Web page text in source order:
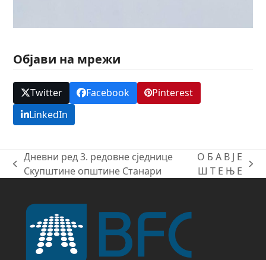
Објави на мрежи
Twitter Facebook
Pinterest
LinkedIn
previous
Дневни ред 3. редовне сједнице
Скупштине општине Станари
next
О Б А В Ј Е
Ш Т Е Њ Е